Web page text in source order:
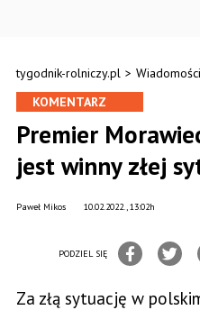
tygodnik-rolniczy.pl > Wiadomości
KOMENTARZ
Premier
jest winny złej
10.02.2022., 13:02h
Paweł Mikos
PODZIEL SIĘ
Za złą sytuację w